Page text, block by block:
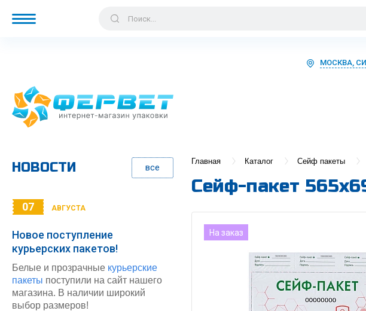
МОСКВА,
Главная Каталог Сейф пакеты
Сейф-пакет
На заказ
НОВОСТИ все
07 АВГУСТА
Новое поступление
курьерских пакетов!
Белые и прозрачные курьерские
пакеты поступили на сайт нашего
магазина. В наличии широкий
выбор размеров!